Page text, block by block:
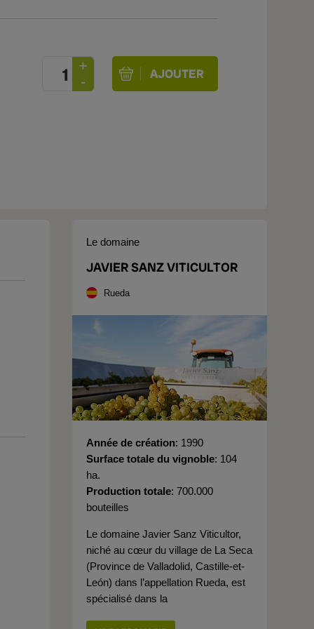
Le domaine
JAVIER SANZ VITICULTOR
Rueda
Année de création 1990
Surface totale du vignoble 104
ha.
Production totale 700.000
bouteilles
Le domaine Javier Sanz Viticultor,
niché au cœur du village de La Seca
(Province de Valladolid, Castille-et-
León) dans l’appellation Rueda, est
spécialisé dans la